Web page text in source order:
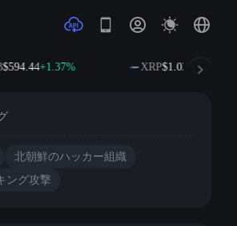
+1.37% XRP$1.03+0.80%
北朝鮮のハッカー組織
ング攻撃